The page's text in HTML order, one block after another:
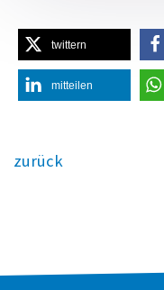
twittern
mitteilen
zurück